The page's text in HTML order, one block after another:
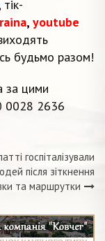
тік-
, youtube
будьмо разом!
за цими
0028 2636
госпіталізували
після зіткнення
та маршрутки